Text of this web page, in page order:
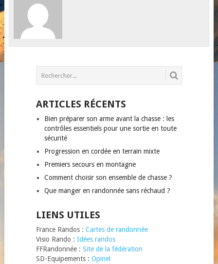
ARTICLES RÉCENTS
Bien préparer son arme avant la chasse : les
contrôles essentiels pour une sortie en toute
sécurité
Progression en cordée en terrain mixte
Premiers secours en montagne
Comment choisir son ensemble de chasse ?
Que manger en randonnée sans réchaud ?
LIENS UTILES
France Randos : Cartes de randonnée
Visio Rando : Idées randos
FFRandonnée : Site de la fédération
SD-Equipements : Opinel